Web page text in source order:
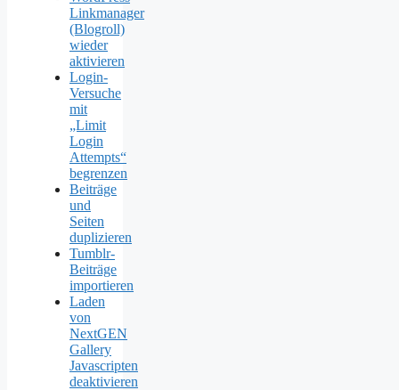
Linkmanager
(Blogroll)
wieder
aktivieren
Login-
Versuche
mit
„Limit
Login
Attempts“
begrenzen
Beiträge
und
Seiten
duplizieren
Tumblr-
Beiträge
importieren
Laden
von
NextGEN
Gallery
Javascripten
deaktivieren